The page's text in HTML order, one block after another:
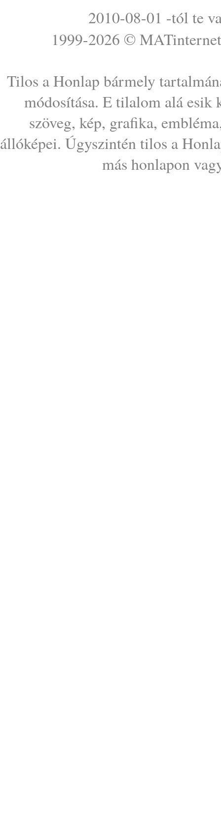
2010-08-01 -tól te
1999-2026 © MATinternet
Tilos a Honlap bármely
módosítása. E tilalom alá esik
szöveg, kép, grafika,
állóképei. Úgyszintén tilos a
más honlapon